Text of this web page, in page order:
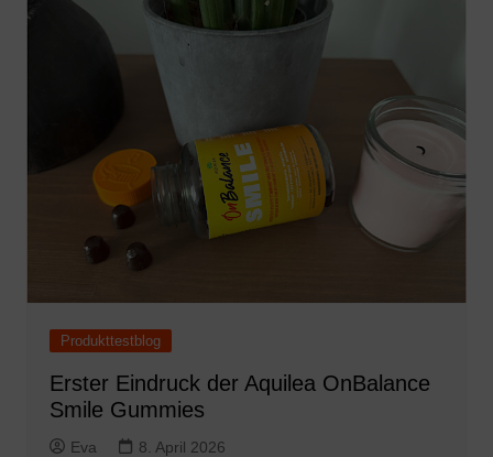
Produkttestblog
Erster Eindruck der Aquilea OnBalance
Smile Gummies
Eva 8. April 2026